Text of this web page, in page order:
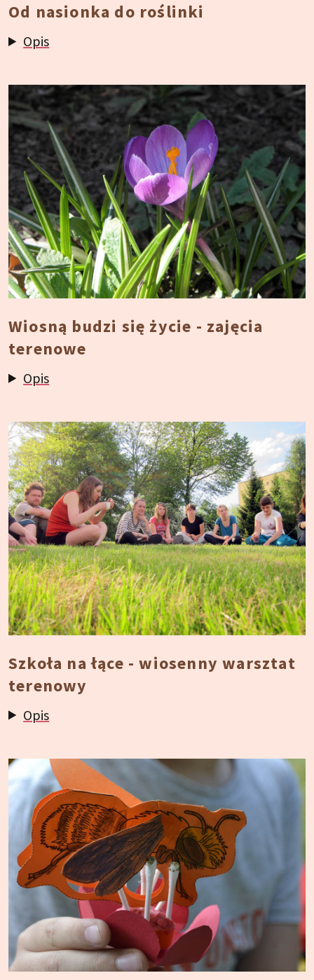
Od nasionka do roślinki
Opis
Wiosną budzi się życie - zajęcia
terenowe
Opis
Szkoła na łące - wiosenny warsztat
terenowy
Opis